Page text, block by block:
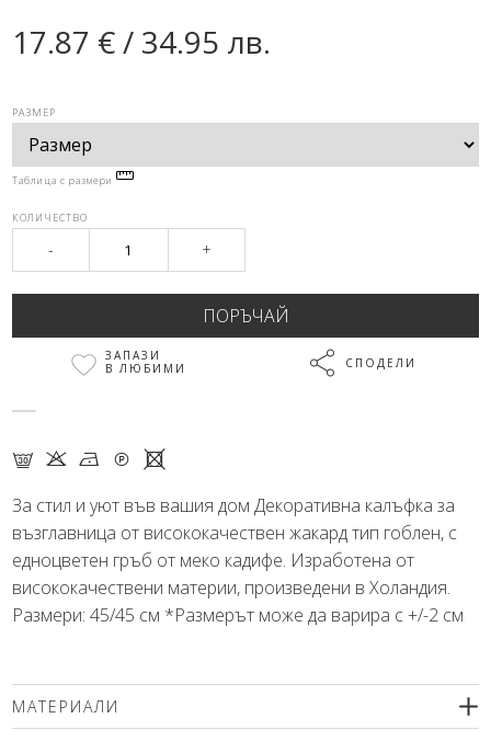
17.87 € / 34.95 лв.
РАЗМЕР
Таблица с размери
КОЛИЧЕСТВО
- +
ЗАПАЗИ
В ЛЮБИМИ
СПОДЕЛИ
G K N Q X
За стил и уют във вашия дом Декоративна калъфка за
възглавница от висококачествен жакард тип гоблен, с
едноцветен гръб от меко кадифе. Изработена от
висококачествени материи, произведени в Холандия.
Размери: 45/45 см *Размерът може да варира с +/-2 см
МАТЕРИАЛИ